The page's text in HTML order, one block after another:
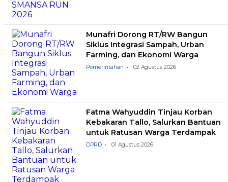
Munafri Dorong RT/RW Bangun
Siklus Integrasi Sampah, Urban
Farming, dan Ekonomi Warga
Pemerintahan 02 Agustus 2026
Fatma Wahyuddin Tinjau Korban
Kebakaran Tallo, Salurkan Bantuan
untuk Ratusan Warga Terdampak
DPRD 01 Agustus 2026